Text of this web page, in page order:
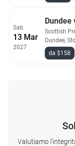
Sab
13 Mar
2027
Dundee
Scottish
Dundee,
da $158
Valutiamo